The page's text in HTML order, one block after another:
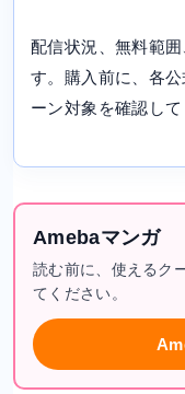
配信状況、無料範
す。購入前に、各
ーン対象を確認して
Amebaマンガ
読む前に、使えるク
てください。